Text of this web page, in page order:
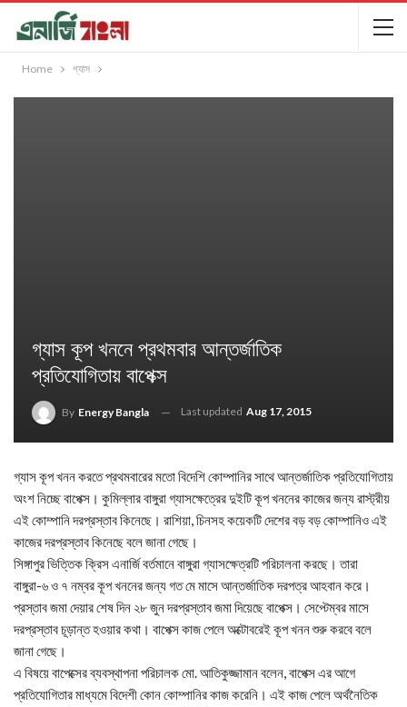
Home গ্যাস
গ্যাস কূপ খননে প্রথমবার আন্তর্জাতিক
প্রতিযোগিতায় বাপেক্স
By Energy Bangla Last updated Aug 17, 2015
গ্যাস কূপ খনন করতে প্রথমবারের মতো বিদেশি কোম্পানির সাথে আন্তর্জাতিক প্রতিযোগিতায়
অংশ নিচ্ছে বাপেক্স। কুমিল্লার বাঙ্গুরা গ্যাসক্ষেত্রের দুইটি কূপ খননের কাজের জন্য রাস্ট্রীয়
এই কোম্পানি দরপ্রস্তাব কিনেছে। রাশিয়া, চিনসহ কয়েকটি দেশের বড় বড় কোম্পানিও এই
কাজের দরপ্রস্তাব কিনেছে বলে জানা গেছে।
সিঙ্গাপুর ভিত্তিক ক্রিস এনার্জি বর্তমানে বাঙ্গুরা গ্যাসক্ষেত্রটি পরিচালনা করছে। তারা
বাঙ্গুরা-৬ ও ৭ নম্বর কূপ খননের জন্য গত মে মাসে আন্তর্জাতিক দরপত্র আহবান করে।
প্রস্তাব জমা দেয়ার শেষ দিন ২৮ জুন দরপ্রস্তাব জমা দিয়েছে বাপেক্স। সেপ্টেম্বর মাসে
দরপ্রস্তাব চূড়ান্ত হওয়ার কথা। বাপেক্স কাজ পেলে অক্টোবরেই কূপ খনন শুরু করবে বলে
জানা গেছে।
এ বিষয়ে বাপেক্সের ব্যবস্থাপনা পরিচালক মো. আতিকুজ্জামান বলেন, বাপেক্স এর আগে
প্রতিযোগিতার মাধ্যমে বিদেশী কোন কোম্পানির কাজ করেনি। এই কাজ পেলে অর্থনৈতিক